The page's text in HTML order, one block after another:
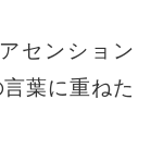
センション
葉に重ねた